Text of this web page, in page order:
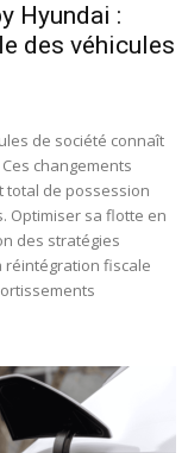
Hyundai :
des véhicules
de société connaît
changements
total de possession
Optimiser sa flotte en
des stratégies
réintégration fiscale